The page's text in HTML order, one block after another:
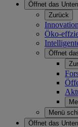
Öffnet das
Zurück
Innovation
Öko-
Öffnet
Menü
Öffnet das